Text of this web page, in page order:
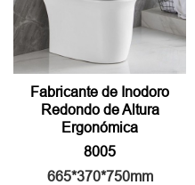
Fabricante de Inodoro
Redondo de Altura
Ergonómica
8005
665*370*750mm